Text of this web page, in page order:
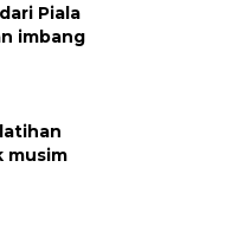
Piala
imbang
musim